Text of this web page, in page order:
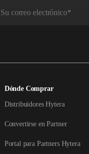
Dónde Comprar
Distribuidores Hytera
Convertirse en Partner
Portal para Partners Hytera